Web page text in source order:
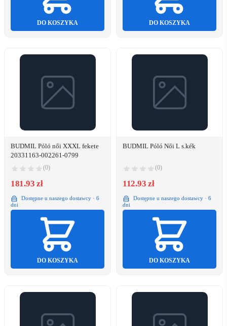
DO KOSZYKA DO KOSZYKA
BUDMIL Póló női XXXL fekete
20331163-002261-0799
(0)
181.93 zł
Dostępne u naszego dostawcy · 6
dni
DO KOSZYKA
BUDMIL Póló Női L s.kék
(0)
112.93 zł
Dostępne u naszego dostawcy · 6
dni
DO KOSZYKA